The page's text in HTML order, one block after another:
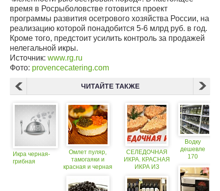
время в Росрыболовстве готовится проект
программы развития осетрового хозяйства России, на
реализацию которой понадобится 5-6 млрд руб. в год.
Кроме того, предстоит усилить контроль за продажей
нелегальной икры.
Источник: www.rg.ru
Фото: provencecatering.com
ЧИТАЙТЕ ТАКЖЕ
Икра черная-
грибная
Омлет пуляр,
тамогаяки и
красная и черная
СЕЛЕДОЧНАЯ
ИКРА. КРАСНАЯ
ИКРА ИЗ
ИЗ СЕЛЕДКИ
РЕЦЕПТ
Водку
дешевле
170
нельзя
будет
найти на